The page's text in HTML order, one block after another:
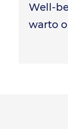
Well-
warto